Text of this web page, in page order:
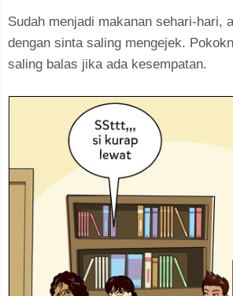
Sudah menjadi makanan sehari-hari,
dengan sinta saling mengejek.
saling balas jika ada kesempatan.